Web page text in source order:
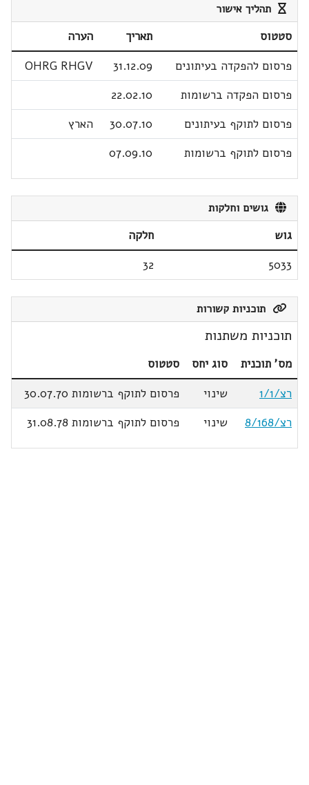
תהליך אישור
סטטוס תאריך
הערה
פרסום להפקדה בעיתונים
31.12.09
OHRG RHGV
פרסום הפקדה ברשומות
22.02.10
פרסום לתוקף בעיתונים
30.07.10
הארץ
פרסום לתוקף ברשומות
07.09.10
גושים וחלקות
גוש
חלקה
5033
32
תוכניות קשורות
תוכניות משתנות
מס' תוכנית סוג יחס
סטטוס
רצ/1/1
שינוי
פרסום לתוקף ברשומות 30.07.70
רצ/8/168
שינוי פרסום לתוקף ברשומות 31.08.78